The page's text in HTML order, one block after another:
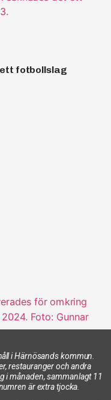
ett fotbollslag
i stan
i Härnösands kommun.
restauranger och andra
i månaden, sammanlagt 11
är extra tjocka.